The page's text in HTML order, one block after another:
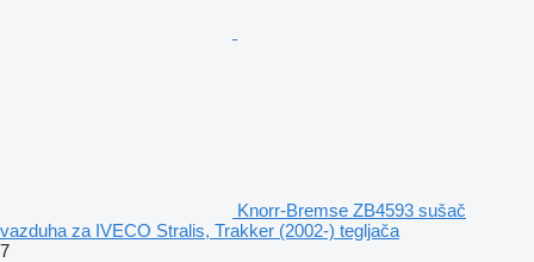
Knorr-Bremse ZB4593 sušač
vazduha za IVECO Stralis, Trakker (2002-) tegljača
7